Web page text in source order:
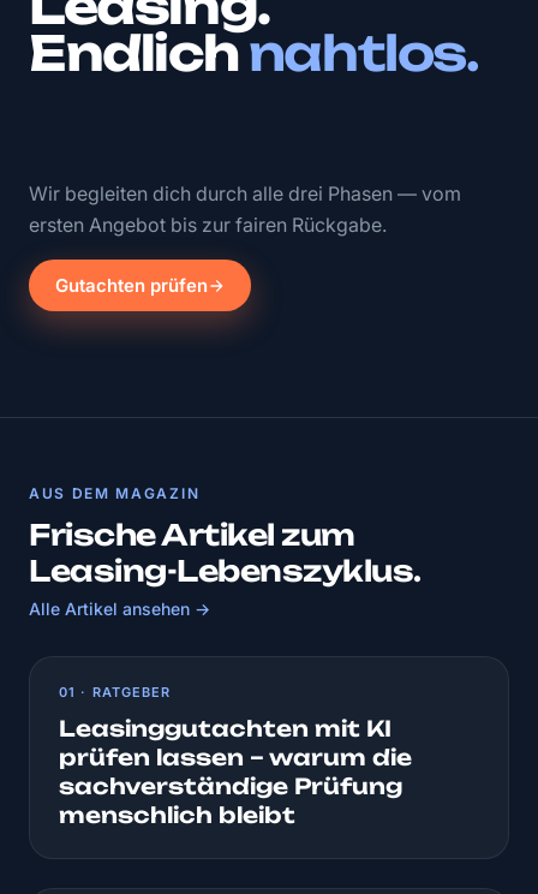
Endlichnahtlos.
Wir begleiten dich durch alle drei Phasen — vom
ersten Angebot bis zur fairen Rückgabe.
Gutachten prüfen
AUS DEM MAGAZIN
Frische Artikel zum
Leasing-Lebenszyklus.
Alle Artikel ansehen →
01 · RATGEBER
Leasinggutachten mit KI
prüfen lassen – warum die
sachverständige Prüfung
menschlich bleibt